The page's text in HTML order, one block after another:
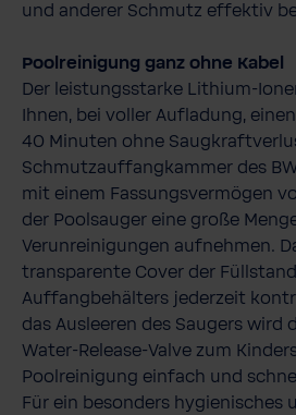
und anderer Schmutz effektiv
Poolreinigung ganz ohne Kabel
Der leistungsstarke Lithium-​
Ihnen, bei voller Aufladung,
40 Minuten ohne
Schmutzauffangkammer des
mit einem Fassungsvermögen
der Poolsauger eine große
Verunreinigungen aufnehmen.
transparente Cover der
Auffangbehälters jederzeit
das Ausleeren des Saugers wird
Water-Release-Valve zum
Poolreinigung einfach und
Für ein besonders hygienisches